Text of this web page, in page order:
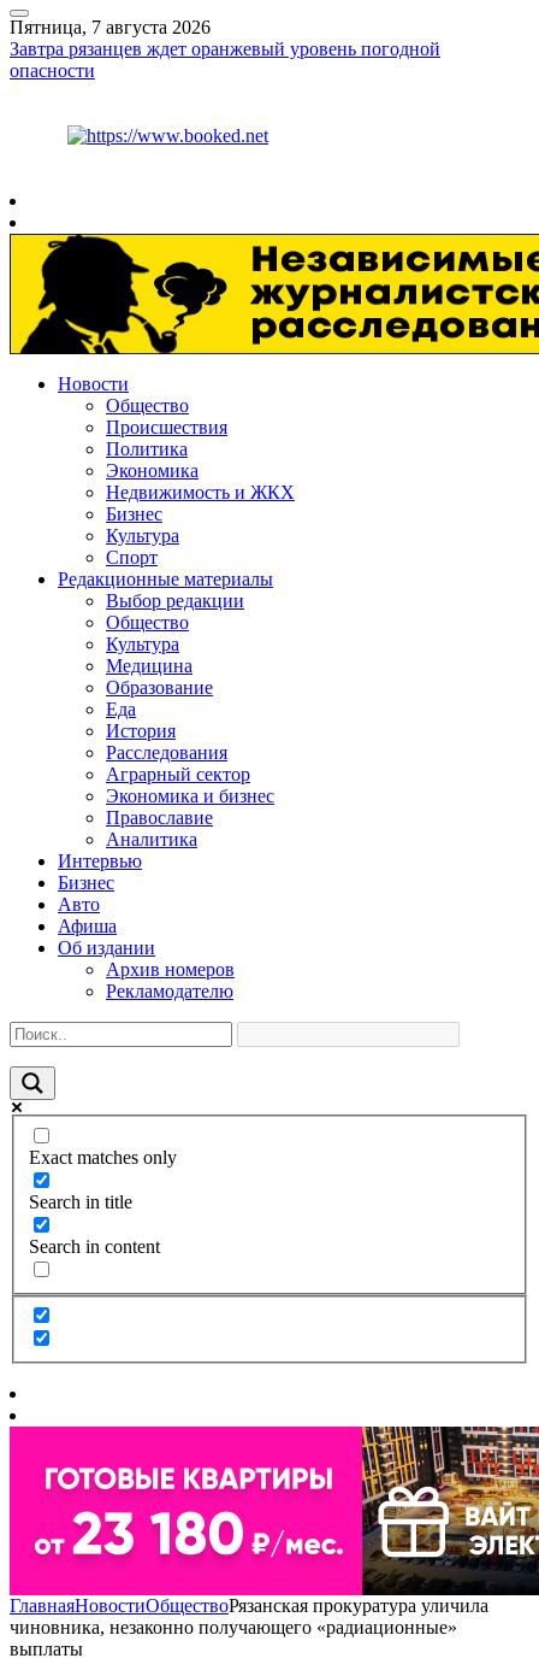
Пятница, 7 августа 2026
Завтра рязанцев ждет оранжевый уровень погодной
опасности
Новости
Общество
Происшествия
Политика
Экономика
Недвижимость и ЖКХ
Бизнес
Культура
Спорт
Редакционные материалы
Выбор редакции
Общество
Культура
Медицина
Образование
Еда
История
Расследования
Аграрный сектор
Экономика и бизнес
Православие
Аналитика
Интервью
Бизнес
Авто
Афиша
Об издании
Архив номеров
Рекламодателю
Exact matches only
Search in title
Search in content
ГлавнаяНовостиОбществоРязанская прокуратура уличила
чиновника, незаконно получающего «радиационные»
выплаты